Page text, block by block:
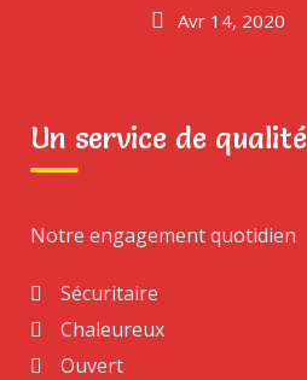
Avr 14, 2020
Un service de qualité
Notre engagement quotidien
Sécuritaire
Chaleureux
Ouvert